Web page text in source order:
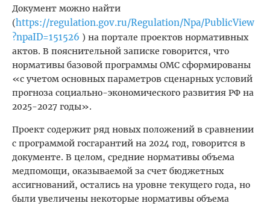
Документ можно найти
(https://regulation.gov.ru/Regulation/Npa/PublicView
?npaID=151526 ) на портале проектов нормативных
актов. В пояснительной записке говорится, что
нормативы базовой программы ОМС сформированы
«с учетом основных параметров сценарных условий
прогноза социально-экономического развития РФ на
2025-2027 годы».
Проект содержит ряд новых положений в сравнении
‎с программой госгарантий на 2024 год, говорится в
документе. В целом, средние нормативы объема
медпомощи, оказываемой за счет бюджетных
ассигнований, остались на уровне текущего года, но
были увеличены некоторые нормативы объема